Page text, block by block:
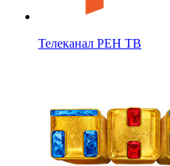
Телеканал РЕН ТВ